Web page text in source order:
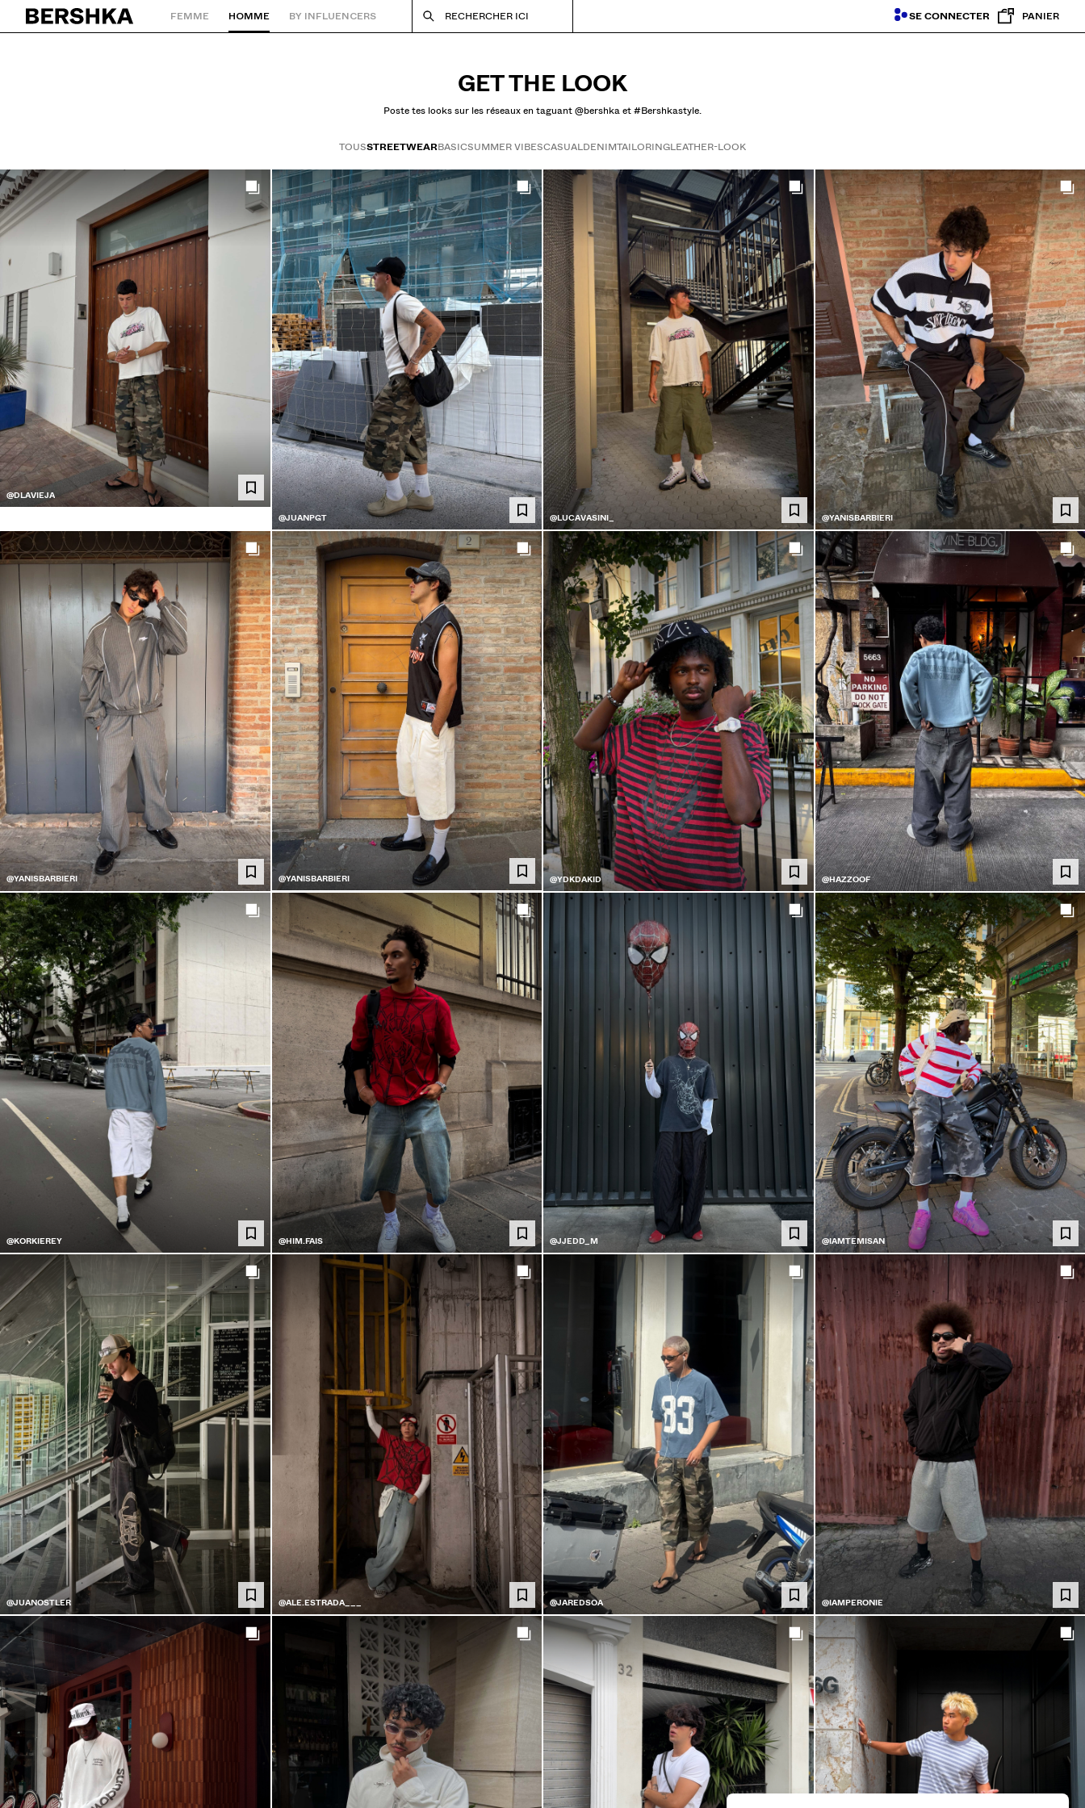
Retourner à la page d'accueil
FEMME HOMME BY INFLUENCERS RECHERCHER ICI SE CONNECTER PANIER
GET THE LOOK
Poste tes looks sur les réseaux en taguant @bershka et #Bershkastyle.
TOUSSTREETWEARBASICSUMMER VIBESCASUALDENIMTAILORINGLEATHER-LOOK
Get the look
@DLAVIEJA
@JUANPGT
@LUCAVASINI_ @YANISBARBIERI
@YANISBARBIERI @YANISBARBIERI @YDKDAKID @HAZZOOF
@KORKIEREY @HIM.FAIS @JJEDD_M @IAMTEMISAN
@JUANOSTLER @ALE.ESTRADA___ @JAREDSOA @IAMPERONIE